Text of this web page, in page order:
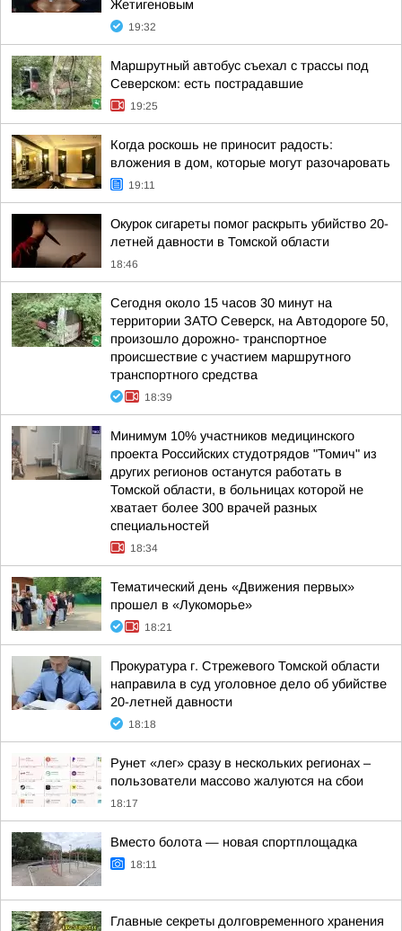
Жетигеновым
19:32
Маршрутный автобус съехал с трассы под
Северском: есть пострадавшие
19:25
Когда роскошь не приносит радость:
вложения в дом, которые могут разочаровать
19:11
Окурок сигареты помог раскрыть убийство 20-
летней давности в Томской области
18:46
Сегодня около 15 часов 30 минут на
территории ЗАТО Северск, на Автодороге 50,
произошло дорожно- транспортное
происшествие с участием маршрутного
транспортного средства
18:39
Минимум 10% участников медицинского
проекта Российских студотрядов "Томич" из
других регионов останутся работать в
Томской области, в больницах которой не
хватает более 300 врачей разных
специальностей
18:34
Тематический день «Движения первых»
прошел в «Лукоморье»
18:21
Прокуратура г. Стрежевого Томской области
направила в суд уголовное дело об убийстве
20-летней давности
18:18
Рунет «лег» сразу в нескольких регионах –
пользователи массово жалуются на сбои
18:17
Вместо болота — новая спортплощадка
18:11
Главные секреты долговременного хранения